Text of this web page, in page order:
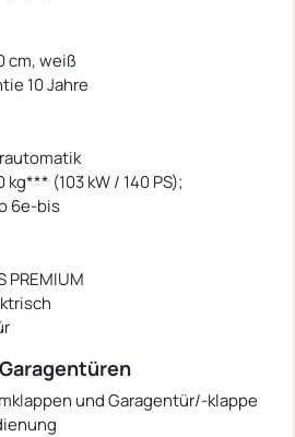
cm, weiß
10 Jahre
kg*** (103 kW / 140 PS);
6e-bis
PREMIUM
und Garagentür/-klappe